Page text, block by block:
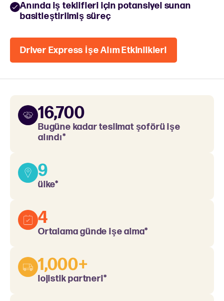
Anında iş teklifleri için potansiyel sunan
basitleştirilmiş süreç
Driver Express İşe Alım Etkinlikleri
16,700
Bugüne kadar teslimat şoförü işe
alındı*
9
ülke*
4
Ortalama günde işe alma*
1,000+
lojistik partneri*